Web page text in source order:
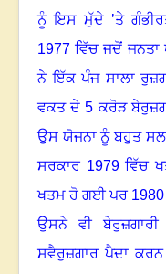
ਨੂੰ ਇਸ ਮੁੱਦੇ ’ਤੇ
1977 ਵਿੱਚ ਜਦੋਂ ਜਨਤਾ
ਨੇ ਇੱਕ ਪੰਜ ਸਾਲਾ
ਵਕਤ ਦੇ5 ਕਰੋੜ
ਉਸ ਯੋਜਨਾ ਨੂੰ ਬਹੁਤ
ਸਰਕਾਰ 1979ਵਿੱਚ
ਖਤਮ ਹੋ ਗਈ ਪਰ 1980
ਉਸਨੇ ਵੀ
ਸਵੈਰੁਜ਼ਗਾਰ ਪੈਦਾ